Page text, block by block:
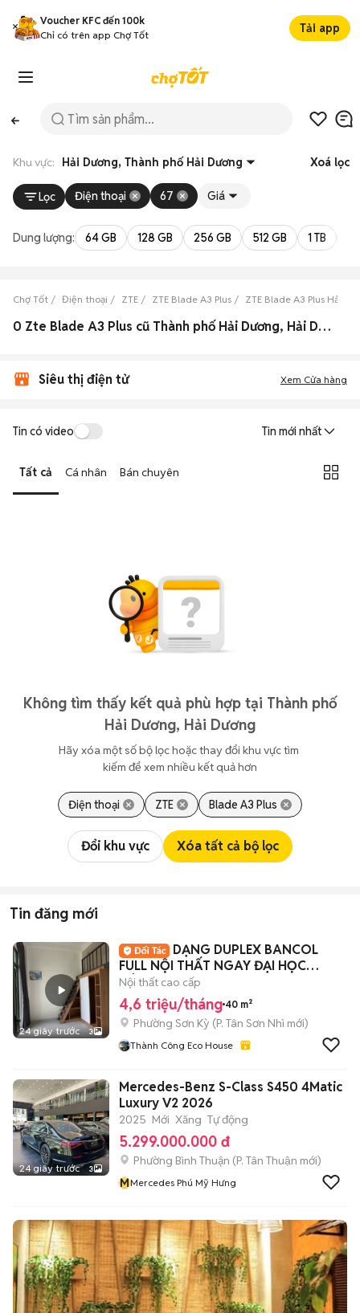
Voucher KFC đến 100k
Chỉ có trên app Chợ Tốt
Tải app
Khu vực: Hải Dương, Thành phố Hải Dương Xoá lọc
Lọc Điện thoại 67 Giá
Dung lượng: 64 GB 128 GB 256 GB 512 GB 1 TB
Chợ Tốt Điện thoại ZTE ZTE Blade A3 Plus ZTE Blade A3 Plus Hải
0 Zte Blade A3 Plus cũ Thành phố Hải Dương, Hải Dương đẹp
Siêu thị điện tử Xem Cửa hàng
Tin có video Tin mới nhất
Tất cả Cá nhân Bán chuyên
Không tìm thấy kết quả phù hợp tại Thành phố
Hải Dương, Hải Dương
Hãy xóa một số bộ lọc hoặc thay đổi khu vực tìm
kiếm để xem nhiều kết quả hơn
Điện thoại ZTE Blade A3 Plus
Đổi khu vực Xóa tất cả bộ lọc
Tin đăng mới
24 giây trước 3
DẠNG DUPLEX BANCOL
FULL NỘI THẤT NGAY ĐẠI HỌC
CÔNG THƯƠNG - AEON TP
Nội thất cao cấp
4,6 triệu/tháng 40 m²
Phường Sơn Kỳ (P. Tân Sơn Nhì mới)
Thành Công Eco House
24 giây trước 3
Mercedes-Benz S-Class S450 4Matic
Luxury V2 2026
2025 Mới Xăng Tự động
5.299.000.000 đ
Phường Bình Thuận (P. Tân Thuận mới)
MMercedes Phú Mỹ Hưng